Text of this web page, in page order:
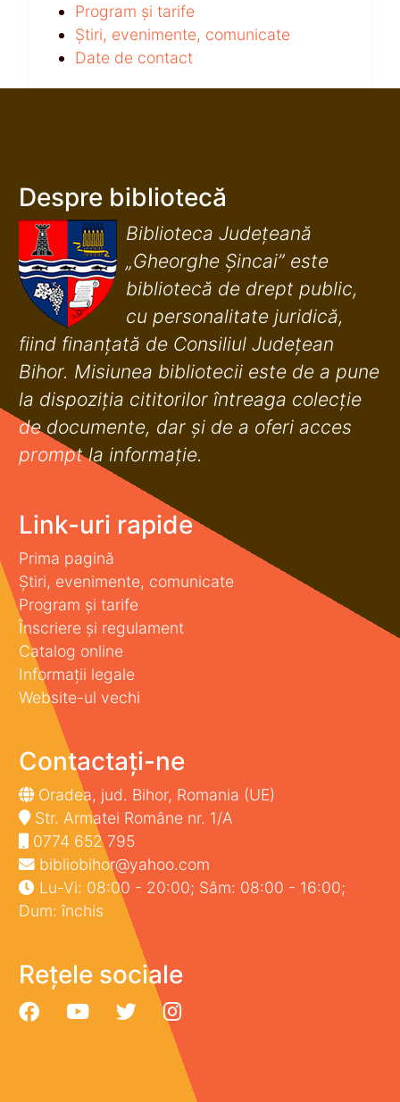
Program și tarife
Știri, evenimente, comunicate
Date de contact
Despre bibliotecă
Biblioteca Județeană
„Gheorghe Șincai” este
bibliotecă de drept public,
cu personalitate juridică,
fiind finanţată de Consiliul Judeţean
Bihor. Misiunea bibliotecii este de a pune
la dispoziţia cititorilor întreaga colecţie
de documente, dar şi de a oferi acces
prompt la informaţie.
Link-uri rapide
Prima pagină
Știri, evenimente, comunicate
Program și tarife
Înscriere și regulament
Catalog online
Informații legale
Website-ul vechi
Contactați-ne
Oradea, jud. Bihor, Romania (UE)
Str. Armatei Române nr. 1/A
0774 652 795
bibliobihor@yahoo.com
Lu-Vi: 08:00 - 20:00; Sâm: 08:00 - 16:00;
Dum: închis
Rețele sociale